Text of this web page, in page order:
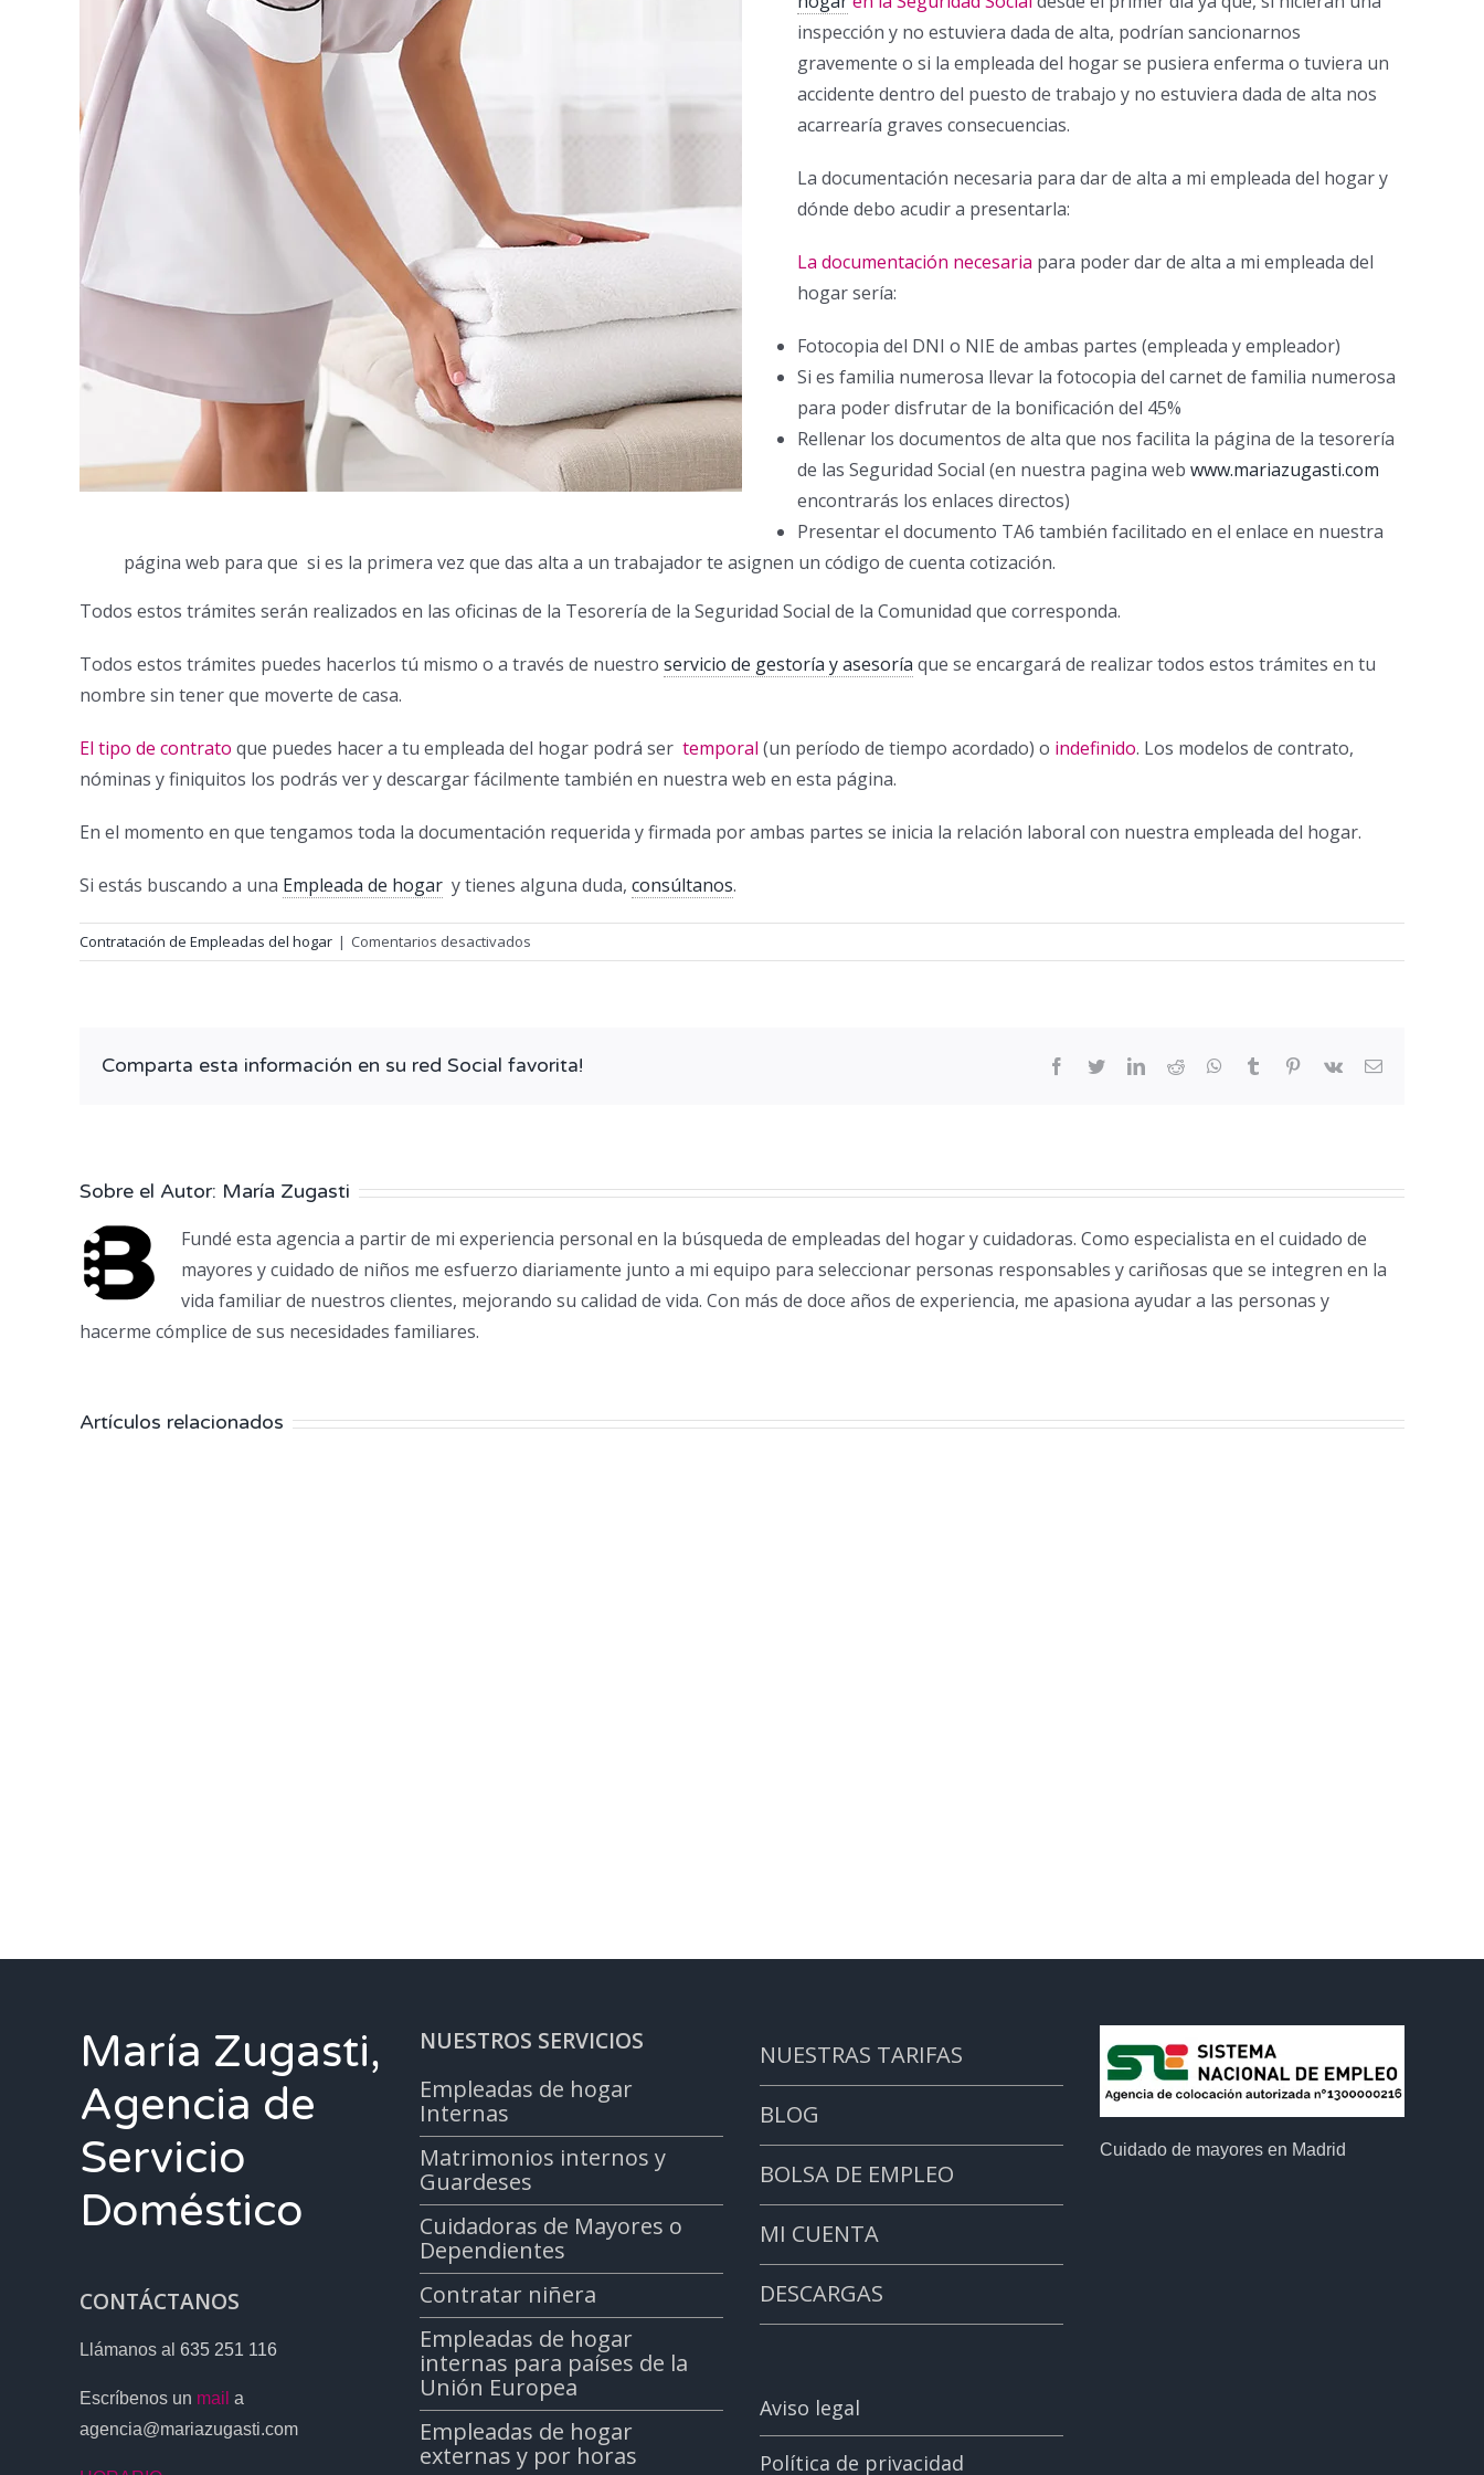
inspección y no estuviera dada de alta, podrían sancionarnos
gravemente o si la empleada del hogar se pusiera enferma o tuviera un
accidente dentro del puesto de trabajo y no estuviera dada de alta nos
acarrearía graves consecuencias.
La documentación necesaria para dar de alta a mi empleada del hogar y
dónde debo acudir a presentarla:
La documentación necesaria para poder dar de alta a mi empleada del
hogar sería:
Fotocopia del DNI o NIE de ambas partes (empleada y empleador)
Si es familia numerosa llevar la fotocopia del carnet de familia numerosa
para poder disfrutar de la bonificación del 45%
Rellenar los documentos de alta que nos facilita la página de la tesorería
de las Seguridad Social (en nuestra pagina web www.mariazugasti.com
encontrarás los enlaces directos)
Presentar el documento TA6 también facilitado en el enlace en nuestra
página web para que si es la primera vez que das alta a un trabajador te asignen un código de cuenta cotización.
Todos estos trámites serán realizados en las oficinas de la Tesorería de la Seguridad Social de la Comunidad que corresponda.
Todos estos trámites puedes hacerlos tú mismo o a través de nuestro servicio de gestoría y asesoría que se encargará de realizar todos estos trámites en tu
nombre sin tener que moverte de casa.
El tipo de contrato que puedes hacer a tu empleada del hogar podrá ser temporal (un período de tiempo acordado) o indefinido. Los modelos de contrato,
nóminas y finiquitos los podrás ver y descargar fácilmente también en nuestra web en esta página.
En el momento en que tengamos toda la documentación requerida y firmada por ambas partes se inicia la relación laboral con nuestra empleada del hogar.
Si estás buscando a una Empleada de hogar y tienes alguna duda, consúltanos.
Contratación de Empleadas del hogar | Comentarios desactivados
Qué
a
Comparta esta información en su red Social favorita! facebook
twitterlinkedinreddit whatsapptumblr pinterest
vk
Correo
Sobre el Autor: María Zugasti
Fundé esta agencia a partir de mi experiencia personal en la búsqueda de empleadas del hogar y cuidadoras. Como especialista en el cuidado de
mayores y cuidado de niños me esfuerzo diariamente junto a mi equipo para seleccionar personas responsables y cariñosas que se integren en la
vida familiar de nuestros clientes, mejorando su calidad de vida. Con más de doce años de experiencia, me apasiona ayudar a las personas y
hacerme cómplice de sus necesidades familiares.
Artículos relacionados
María Zugasti,
Agencia de
Servicio
Doméstico
CONTÁCTANOS
Llámanos al 635 251 116
Escríbenos un mail a
agencia@mariazugasti.com
NUESTROS SERVICIOS
Empleadas de hogar
Internas
Matrimonios internos y
Guardeses
Cuidadoras de Mayores o
Dependientes
Contratar niñera
Empleadas de hogar
internas para países de la
Unión Europea
Empleadas de hogar
externas y por horas
NUESTRAS TARIFAS
BLOG
BOLSA DE EMPLEO
MI CUENTA
DESCARGAS
Aviso legal
Política de privacidad
Cuidado de mayores en Madrid